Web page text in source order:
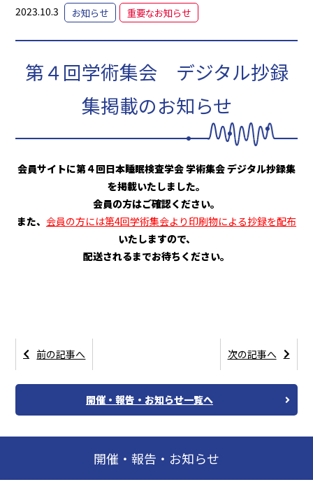
2023.10.3 お知らせ 重要なお知らせ
第４回学術集会 デジタル抄録
集掲載のお知らせ
会員サイトに第４回日本睡眠検査学会 学術集会 デジタル抄録集
を掲載いたしました。
会員の方はご確認ください。
また、 会員の方には第4回学術集会より印刷物による抄録を配布
いたしますので、
配送されるまでお待ちください。
前の記事へ 次の記事へ
開催・報告・お知らせ一覧へ
開催・報告・お知らせ